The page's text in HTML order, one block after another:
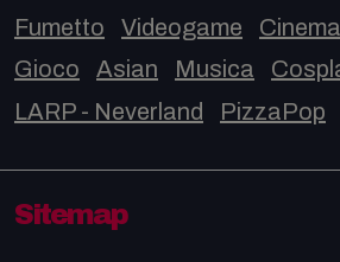
Fumetto Videogame
Gioco
Asian Musica
LARP - Neverland
PizzaPop
Sitemap